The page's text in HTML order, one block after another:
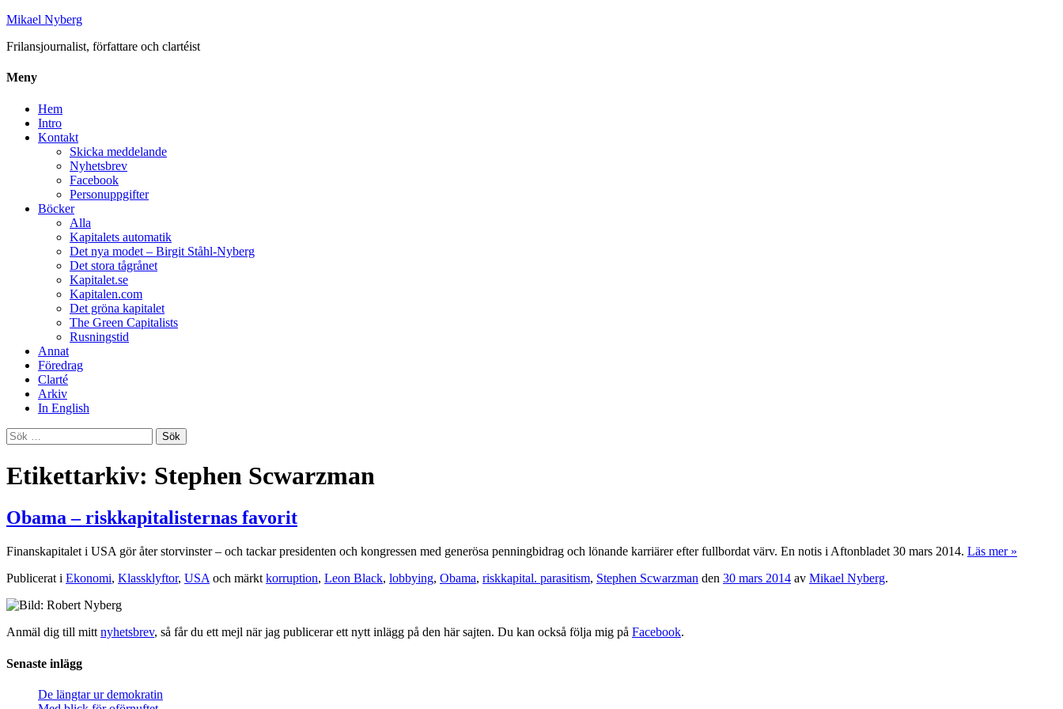
Mikael Nyberg
Frilansjournalist, författare och clartéist
Meny
Hem
Intro
Kontakt
Skicka meddelande
Nyhetsbrev
Facebook
Personuppgifter
Böcker
Alla
Kapitalets automatik
Det nya modet – Birgit Ståhl-Nyberg
Det stora tågrånet
Kapitalet.se
Kapitalen.com
Det gröna kapitalet
The Green Capitalists
Rusningstid
Annat
Föredrag
Clarté
Arkiv
In English
Sök
efter:
Etikettarkiv: Stephen Scwarzman
Obama – riskkapitalisternas favorit
Finanskapitalet i USA gör åter storvinster – och tackar presidenten och kongressen med generösa penningbidrag och lönande karriärer efter fullbordat värv. En notis i Aftonbladet 30 mars 2014. Läs mer »
Publicerat i Ekonomi, Klassklyftor, USA och märkt korruption, Leon Black, lobbying, Obama, riskkapital. parasitism, Stephen Scwarzman den 30 mars 2014 av Mikael Nyberg.
Anmäl dig till mitt nyhetsbrev, så får du ett mejl när jag publicerar ett nytt inlägg på den här sajten. Du kan också följa mig på Facebook.
Senaste inlägg
De längtar ur demokratin